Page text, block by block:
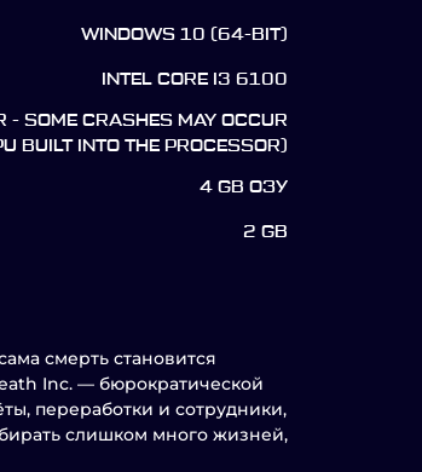
WINDOWS 10 (64-BIT)
INTEL CORE I3 6100
- SOME CRASHES MAY OCCUR
BUILT INTO THE PROCESSOR)
4 GB ОЗУ
2 GB
смерть становится
Inc. — бюрократической
переработки и сотрудники,
слишком много жизней,